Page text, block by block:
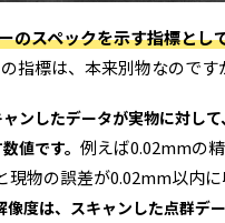
のスペックを示す指標とし
指標は、本来別物なのです
ンしたデータが実物に対し
値です。 例えば0.02mmの
現物の誤差が0.02mm以内
像度は、スキャンした点群デ